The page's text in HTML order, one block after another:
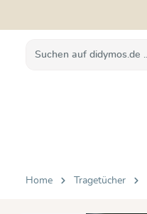
Home Tragetücher